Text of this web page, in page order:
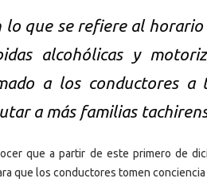
lo que se refiere al
alcohólicas y
a los conductores a
a más familias
que a partir de este primero de
que los conductores tomen